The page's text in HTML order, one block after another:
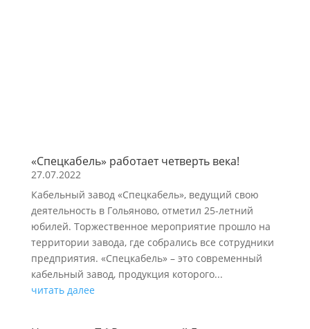
«Спецкабель» работает четверть века!
27.07.2022
Кабельный завод «Спецкабель», ведущий свою
деятельность в Гольяново, отметил 25-летний
юбилей. Торжественное мероприятие прошло на
территории завода, где собрались все сотрудники
предприятия. «Спецкабель» – это современный
кабельный завод, продукция которого...
читать далее